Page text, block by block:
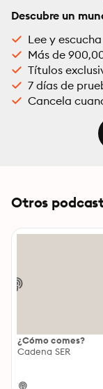
Descubre un
Lee y
Más de
Títulos
7 días de
Cancela
Otros
¿Cómo comes?
Cadena SER